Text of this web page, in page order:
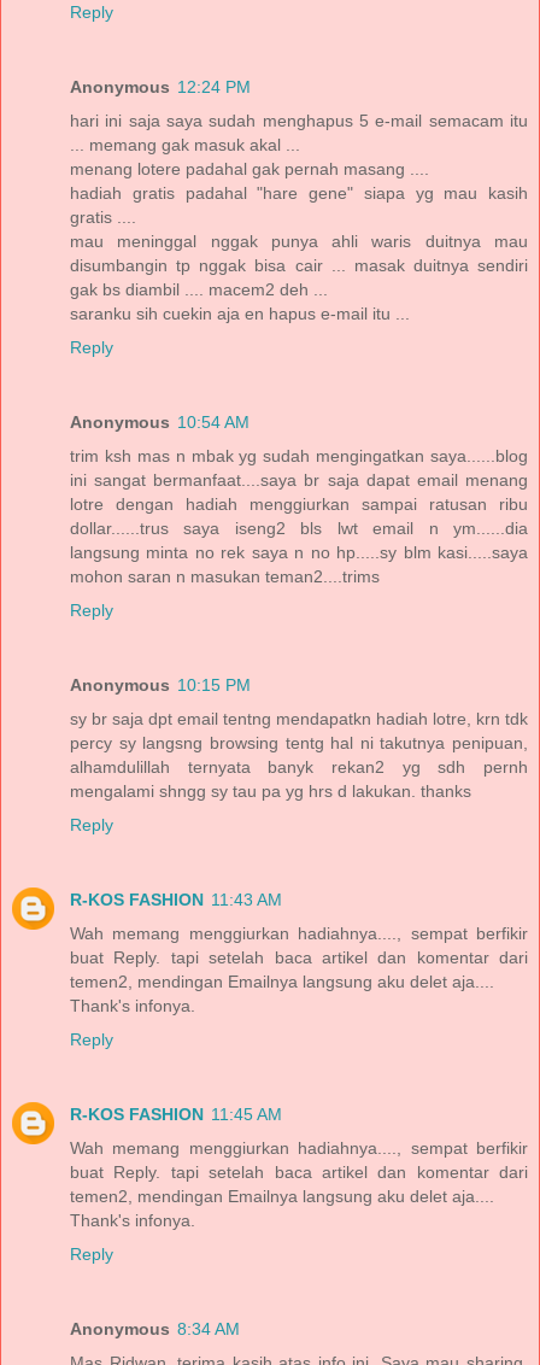
Reply
Anonymous 12:24 PM
hari ini saja saya sudah menghapus 5 e-mail semacam itu
... memang gak masuk akal ...
menang lotere padahal gak pernah masang ....
hadiah gratis padahal "hare gene" siapa yg mau kasih
gratis ....
mau meninggal nggak punya ahli waris duitnya mau
disumbangin tp nggak bisa cair ... masak duitnya sendiri
gak bs diambil .... macem2 deh ...
saranku sih cuekin aja en hapus e-mail itu ...
Reply
Anonymous 10:54 AM
trim ksh mas n mbak yg sudah mengingatkan saya......blog
ini sangat bermanfaat....saya br saja dapat email menang
lotre dengan hadiah menggiurkan sampai ratusan ribu
dollar......trus saya iseng2 bls lwt email n ym......dia
langsung minta no rek saya n no hp.....sy blm kasi.....saya
mohon saran n masukan teman2....trims
Reply
Anonymous 10:15 PM
sy br saja dpt email tentng mendapatkn hadiah lotre, krn tdk
percy sy langsng browsing tentg hal ni takutnya penipuan,
alhamdulillah ternyata banyk rekan2 yg sdh pernh
mengalami shngg sy tau pa yg hrs d lakukan. thanks
Reply
R-KOS FASHION 11:43 AM
Wah memang menggiurkan hadiahnya...., sempat berfikir
buat Reply. tapi setelah baca artikel dan komentar dari
temen2, mendingan Emailnya langsung aku delet aja....
Thank's infonya.
Reply
R-KOS FASHION 11:45 AM
Wah memang menggiurkan hadiahnya...., sempat berfikir
buat Reply. tapi setelah baca artikel dan komentar dari
temen2, mendingan Emailnya langsung aku delet aja....
Thank's infonya.
Reply
Anonymous 8:34 AM